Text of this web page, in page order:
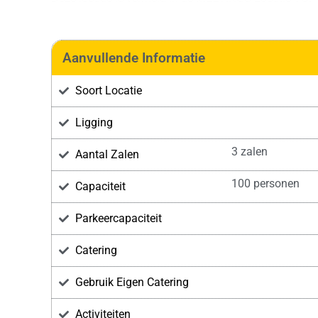
Aanvullende Informatie
Soort Locatie
Ligging
Aantal Zalen 3 zalen
Capaciteit 100 personen
Parkeercapaciteit
Catering
Gebruik Eigen Catering
Activiteiten